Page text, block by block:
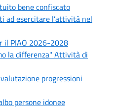
bene confiscato
ad esercitare l’attività nel
il PIAO 2026-2028
la differenza" Attività di
progressioni
persone idonee